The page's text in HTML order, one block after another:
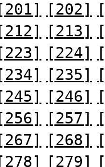
[201] [202]
[212] [213]
[223] [224]
[234] [235]
[245] [246]
[256] [257]
[267] [268]
[278] [279]